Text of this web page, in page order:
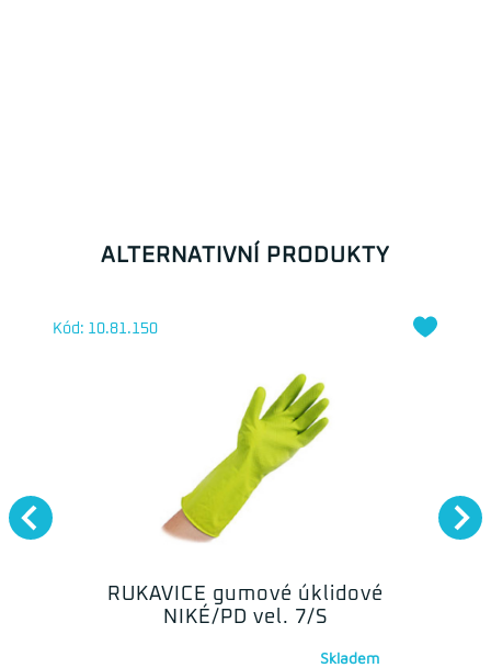
ALTERNATIVNÍ PRODUKTY
RUKAVICE gumové úklidové
NIKÉ/PD vel. 7/S
Kód: 10.81.150
Skladem